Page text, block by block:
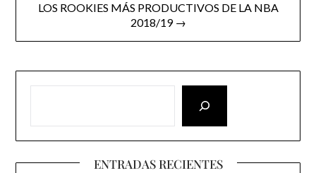
LOS ROOKIES MÁS PRODUCTIVOS DE LA NBA
2018/19 →
ENTRADAS RECIENTES